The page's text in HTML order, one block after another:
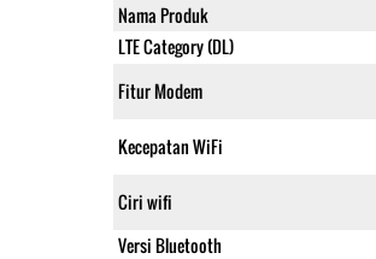
Nama Produk
LTE Category (DL)
Fitur Modem
Kecepatan WiFi
Ciri wifi
Versi Bluetooth